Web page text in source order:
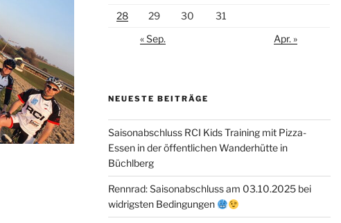
28
29 30
31
« Sep.
Apr. »
NEUESTE BEITRÄGE
Saisonabschluss RCI Kids Training mit Pizza-
Essen in der öffentlichen Wanderhütte in
Büchlberg
Rennrad: Saisonabschluss am 03.10.2025 bei
widrigsten Bedingungen